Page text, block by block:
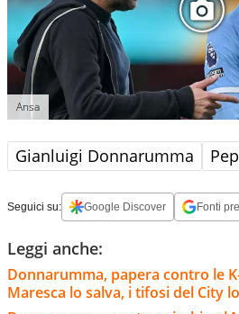
Ansa
Gianluigi Donnarumma
Seguici su: Google Discover Fonti
Leggi anche:
Donnarumma, papera contro le
Maresca lo salva, i tifosi del City